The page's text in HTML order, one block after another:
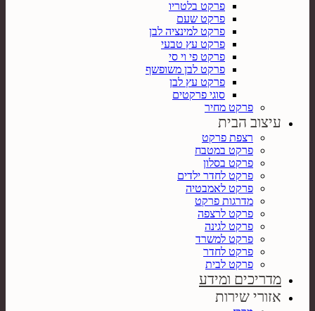
פרקט בלטריו
פרקט שעם
פרקט למינציה לבן
פרקט עץ טבעי
פרקט פי וי סי
פרקט לבן משופשף
פרקט עץ לבן
סוגי פרקטים
פרקט מחיר
עיצוב הבית
רצפת פרקט
פרקט במטבח
פרקט בסלון
פרקט לחדר ילדים
פרקט לאמבטיה
מדרגות פרקט
פרקט לרצפה
פרקט לגינה
פרקט למשרד
פרקט לחדר
פרקט לבית
מדריכים ומידע
אזורי שירות